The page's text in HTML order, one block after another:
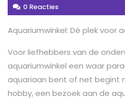
0 Reacties
Aquariumwinkel: Dé plek voor
Voor liefhebbers van de
aquariumwinkel een waar
aquariaan bent of net begint
hobby, een bezoek aan de